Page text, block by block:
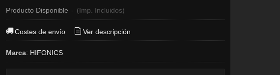
Producto Disponible - (Imp. Incluidos)
Costes de envío Ver descripción
Marca: HIFONICS